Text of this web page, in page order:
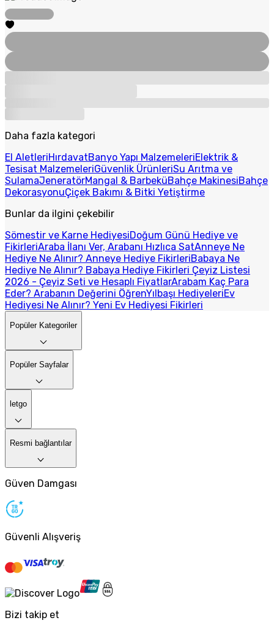
Daha fazla kategori
El AletleriHırdavatBanyo Yapı MalzemeleriElektrik &
Tesisat MalzemeleriGüvenlik ÜrünleriSu Arıtma ve
SulamaJeneratörMangal & BarbeküBahçe MakinesiBahçe
DekorasyonuÇiçek Bakımı & Bitki Yetiştirme
Bunlar da ilgini çekebilir
Sömestir ve Karne HediyesiDoğum Günü Hediye ve
FikirleriAraba İlanı Ver, Arabanı Hızlıca SatAnneye Ne
Hediye Ne Alınır? Anneye Hediye FikirleriBabaya Ne
Hediye Ne Alınır? Babaya Hediye Fikirleri Çeyiz Listesi
2026 - Çeyiz Seti ve Hesaplı FiyatlarArabam Kaç Para
Eder? Arabanın Değerini ÖğrenYılbaşı HediyeleriEv
Hediyesi Ne Alınır? Yeni Ev Hediyesi Fikirleri
Popüler Kategoriler
Popüler Sayfalar
letgo
Resmi bağlantılar
Güven Damgası
Güvenli Alışveriş
Bizi takip et